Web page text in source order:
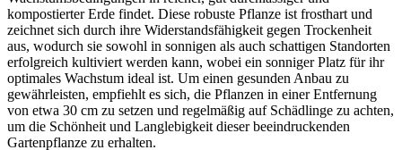
kompostierter Erde findet. Diese robuste Pflanze ist frosthart und
zeichnet sich durch ihre Widerstandsfähigkeit gegen Trockenheit
aus, wodurch sie sowohl in sonnigen als auch schattigen Standorten
erfolgreich kultiviert werden kann, wobei ein sonniger Platz für ihr
optimales Wachstum ideal ist. Um einen gesunden Anbau zu
gewährleisten, empfiehlt es sich, die Pflanzen in einer Entfernung
von etwa 30 cm zu setzen und regelmäßig auf Schädlinge zu achten,
um die Schönheit und Langlebigkeit dieser beeindruckenden
Gartenpflanze zu erhalten.